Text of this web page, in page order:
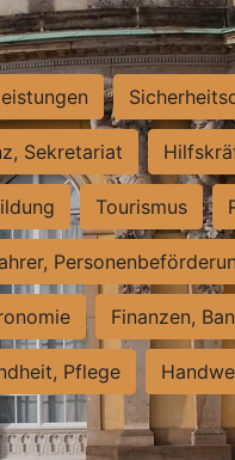
Sekretariat
Tourismus
Finanzen,
Pflege